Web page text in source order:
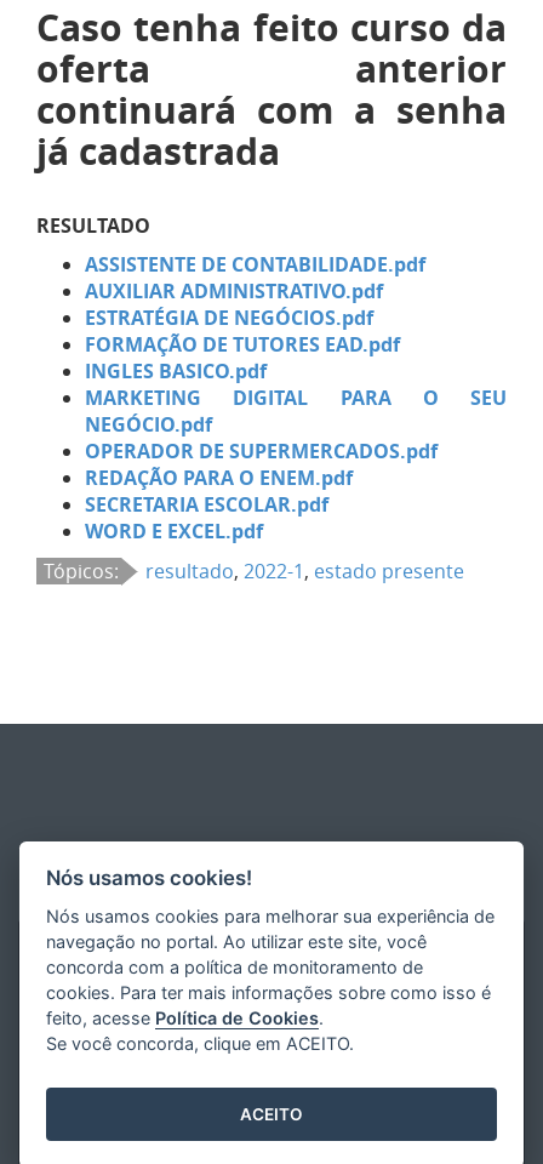
Caso tenha feito curso da
oferta anterior
continuará com a senha
já cadastrada
RESULTADO
ASSISTENTE DE CONTABILIDADE.pdf
AUXILIAR ADMINISTRATIVO.pdf
ESTRATÉGIA DE NEGÓCIOS.pdf
FORMAÇÃO DE TUTORES EAD.pdf
INGLES BASICO.pdf
MARKETING DIGITAL PARA O SEU
NEGÓCIO.pdf
OPERADOR DE SUPERMERCADOS.pdf
REDAÇÃO PARA O ENEM.pdf
SECRETARIA ESCOLAR.pdf
WORD E EXCEL.pdf
Tópicos:
resultado, 2022-1, estado presente
Nós usamos cookies!
Nós usamos cookies para melhorar sua experiência de
navegação no portal. Ao utilizar este site, você
concorda com a política de monitoramento de
cookies. Para ter mais informações sobre como isso é
feito, acesse Política de Cookies.
Se você concorda, clique em ACEITO.
ACEITO